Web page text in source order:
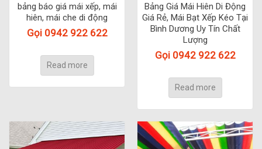
bảng báo giá mái xếp, mái
hiên, mái che di động
Gọi 0942 922 622
Read more
Bảng Giá Mái Hiên Di Động
Giá Rẻ, Mái Bạt Xếp Kéo Tại
Bình Dương Uy Tín Chất
Lượng
Gọi 0942 922 622
Read more